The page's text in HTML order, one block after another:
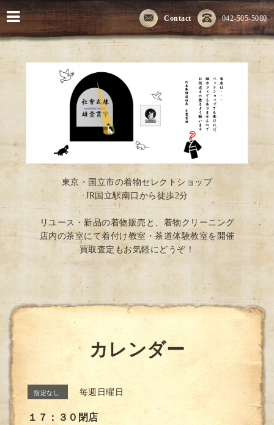
042-505-5080
Contact
東京・国立市の着物セレクトショップ
JR国立駅南口から徒歩2分
リユース・新品の着物販売と、着物クリーニング
店内の茶室にて着付け教室・茶道体験教室を開催
買取査定もお気軽にどうぞ！
カレンダー
指定なし 毎週日曜日
１７：３０閉店